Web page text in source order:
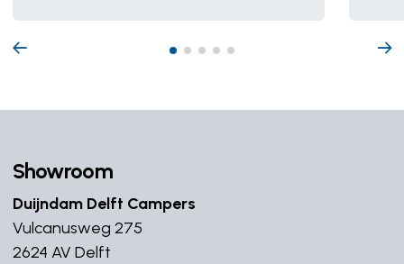
Gascomfoor Aantal pitten 3
Tafel
Vriesvak
Onderstel/cabine
Showroom
Duijndam Delft Campers
Vulcanusweg 275
2624 AV Delft